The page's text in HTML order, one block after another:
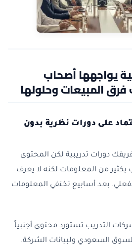
يواجهها أصحاب
المبيعات وحلولها
على دورات نظرية بدون
دورات تدريبية لكن المحتوى
من المعلومات لكنه لا يعرف
بعد أسابيع تختفي المعلومات
التدريب تستورد محتوى أجنبياً
السعودي ولبيانات الشركة.